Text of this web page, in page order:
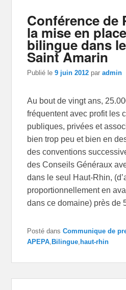
Conférence de
la mise en
bilingue dans
Saint Amarin
Publié le9 juin 2012 paradmin
Au bout de vingt ans,
fréquentent avec profit les
publiques, privées et
bien trop peu et bien en
des conventions
des Conseils Généraux
dans le seul Haut-Rhin,
proportionnellement en
dans ce domaine) près de
Posté dans Communique de
APEPA, Bilingue, haut-rhin